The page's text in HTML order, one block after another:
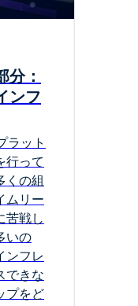
分：
ンフ
ラット
行って
くの組
ムリー
苦戦し
いの
ンフレ
できな
プをど